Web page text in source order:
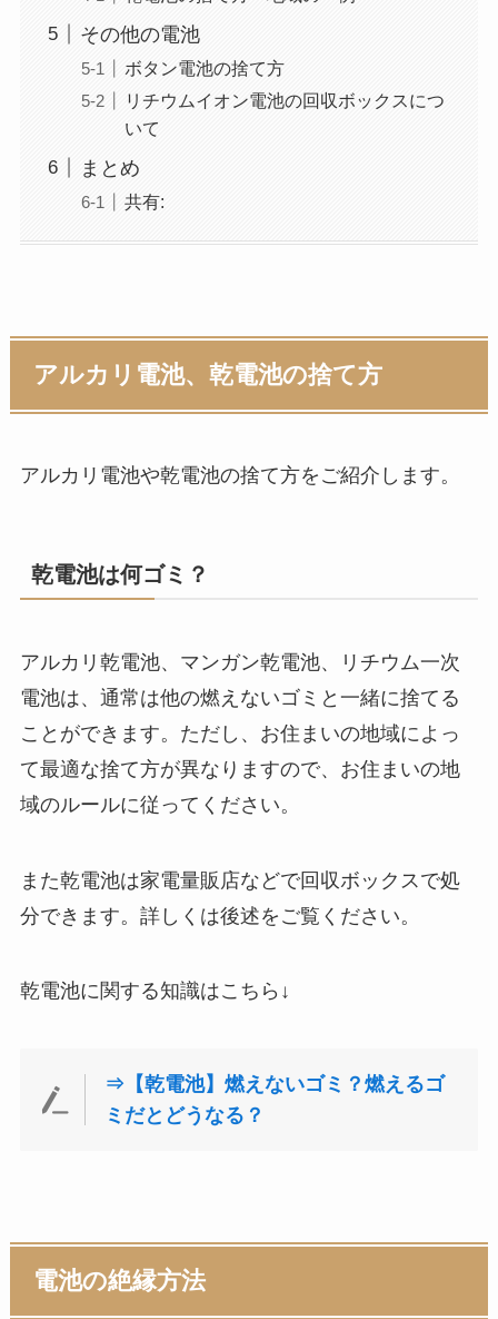
その他の電池
ボタン電池の捨て方
リチウムイオン電池の回収ボックスにつ
いて
まとめ
共有:
アルカリ電池、乾電池の捨て方
アルカリ電池や乾電池の捨て方をご紹介します。
乾電池は何ゴミ？
アルカリ乾電池、マンガン乾電池、リチウム一次
電池は、通常は他の燃えないゴミと一緒に捨てる
ことができます。ただし、お住まいの地域によっ
て最適な捨て方が異なりますので、お住まいの地
域のルールに従ってください。
また乾電池は家電量販店などで回収ボックスで処
分できます。詳しくは後述をご覧ください。
乾電池に関する知識はこちら↓
⇒【乾電池】燃えないゴミ？燃えるゴ
ミだとどうなる？
電池の絶縁方法